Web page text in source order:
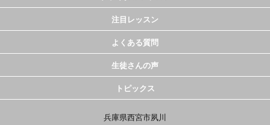
注目レッスン
よくある質問
生徒さんの声
トピックス
兵庫県西宮市夙川